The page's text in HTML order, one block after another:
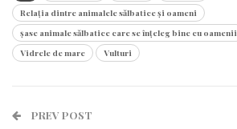
Relația dintre animalele sălbatice și oameni
șase animale sălbatice care se înțeleg bine cu oamenii
Vidrele de mare
Vulturi
PREV POST